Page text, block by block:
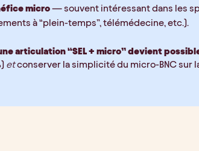
micro — souvent intéressant dans les
à “plein-temps”, télémédecine, etc.).
articulation “SEL + micro” devient
et conserver la simplicité du micro-BNC sur